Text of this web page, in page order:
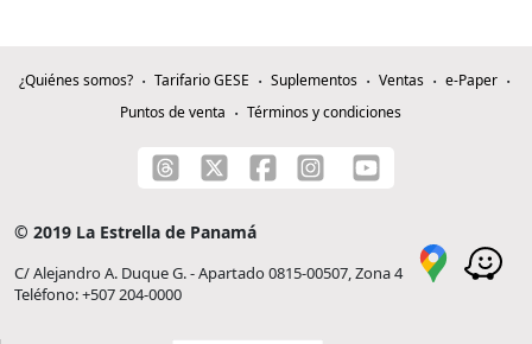
¿Quiénes somos? Tarifario GESE Suplementos Ventas
e-Paper
Puntos de venta
Términos y condiciones
© 2019 La Estrella de Panamá
C/ Alejandro A. Duque G. - Apartado 0815-00507, Zona 4
Teléfono: +507 204-0000